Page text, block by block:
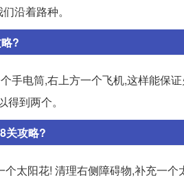
沿着路种。
?
手电筒,右上方一个飞机,这样能保
到两个。
关攻略?
个太阳花! 清理右侧障碍物,补充一